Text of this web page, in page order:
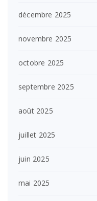
décembre 2025
novembre 2025
octobre 2025
septembre 2025
août 2025
juillet 2025
juin 2025
mai 2025